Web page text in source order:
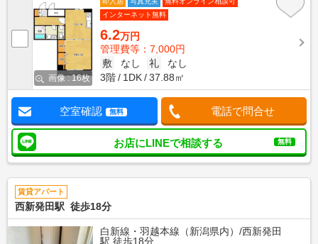
画像 : 16枚
インターネット無料
6.2万円
管理費等：7,000円
敷
なし 礼
なし
3階
1DK 37.88㎡
空室確認 無料 電話で問合せ
お店にLINEで相談する 無料
賃貸アパート
西新発田駅 徒歩18分
白新線・羽越本線（新潟県内）/西新発田
駅 徒歩18分